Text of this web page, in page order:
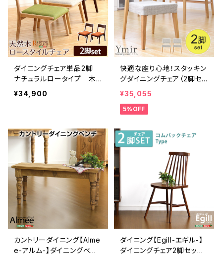
ダイニングチェア単品2脚
ナチュラルロータイプ 木
製アッシュ材｜Risum-リス
ム- SH-01RIS-2C
¥34,900
快適な座り心地！スタッキン
グダイニングチェア（2脚セッ
ト）【-Ymir-ユミル】 SH-01
YMIR
¥35,055
5%OFF
カントリーダイニング【Alme
e-アルム-】ダイニングベン
ダイニング【Egill-エギル-】
ダイニングチェア2脚セット